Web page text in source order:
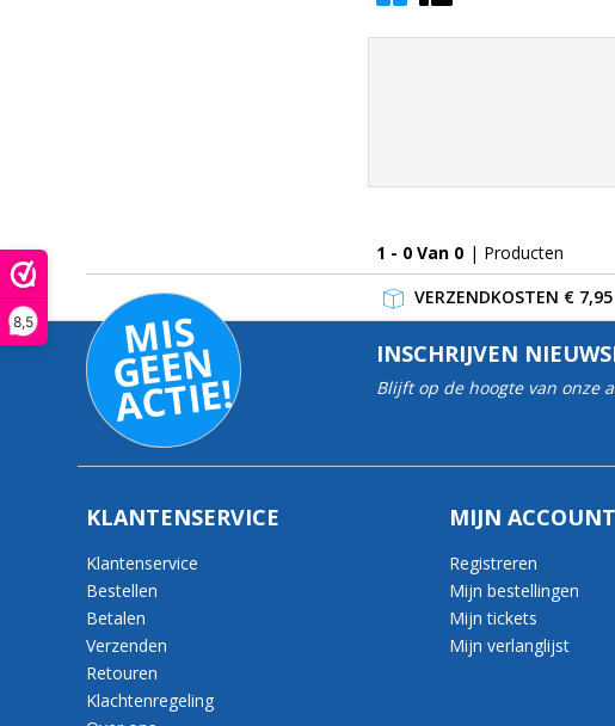
8,5
1 - 0 Van 0 | Producten
VERZENDKOSTEN €
MI
S
G
E
E
N
A
C
TI
E!
INSCHRIJVEN
Blijft op de hoogte van onze
KLANTENSERVICE
Klantenservice
Bestellen
Betalen
Verzenden
Retouren
Klachtenregeling
MIJN ACCOUNT
Registreren
Mijn bestellingen
Mijn tickets
Mijn verlanglijst